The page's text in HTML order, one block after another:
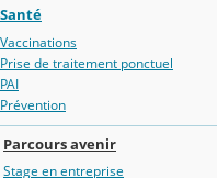
Santé
Vaccinations
Prise de traitement ponctuel
PAI
Prévention
Parcours avenir
Stage en entreprise